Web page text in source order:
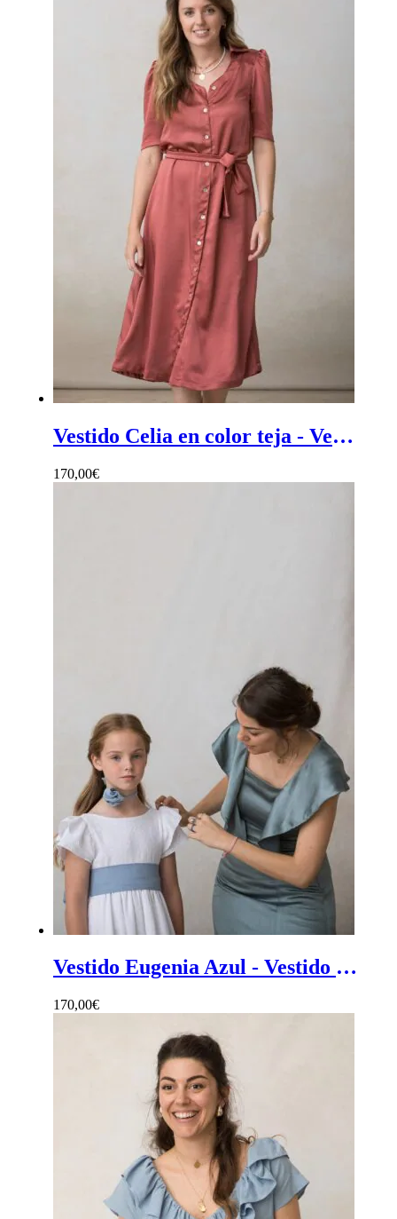
Vestido Celia en color teja - Vestido midi mujer color teja de estilo camisero de corte fluido
170,00€
Vestido Eugenia Azul - Vestido mujer midi de crepe azul con volante delantero
170,00€